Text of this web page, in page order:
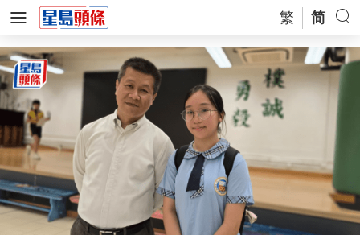
繁 简